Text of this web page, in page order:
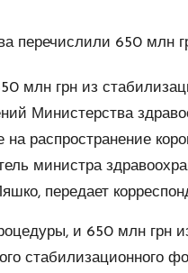
млн грн из
Министерства
на распространение
министра
передает
и 650 млн грн
стабилизационного